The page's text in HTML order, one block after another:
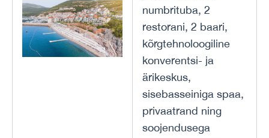
numbrituba, 2
restorani, 2 baari,
kõrgtehnoloogiline
konverentsi- ja
ärikeskus,
sisebasseiniga spaa,
privaatrand ning
soojendusega